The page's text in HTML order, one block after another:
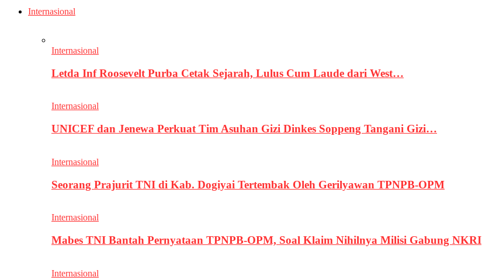
Internasional
Internasional
Letda Inf Roosevelt Purba Cetak Sejarah, Lulus Cum Laude dari West…
Internasional
UNICEF dan Jenewa Perkuat Tim Asuhan Gizi Dinkes Soppeng Tangani Gizi…
Internasional
Seorang Prajurit TNI di Kab. Dogiyai Tertembak Oleh Gerilyawan TPNPB-OPM
Internasional
Mabes TNI Bantah Pernyataan TPNPB-OPM, Soal Klaim Nihilnya Milisi Gabung NKRI
Internasional